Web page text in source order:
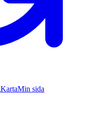
KartaMin sida